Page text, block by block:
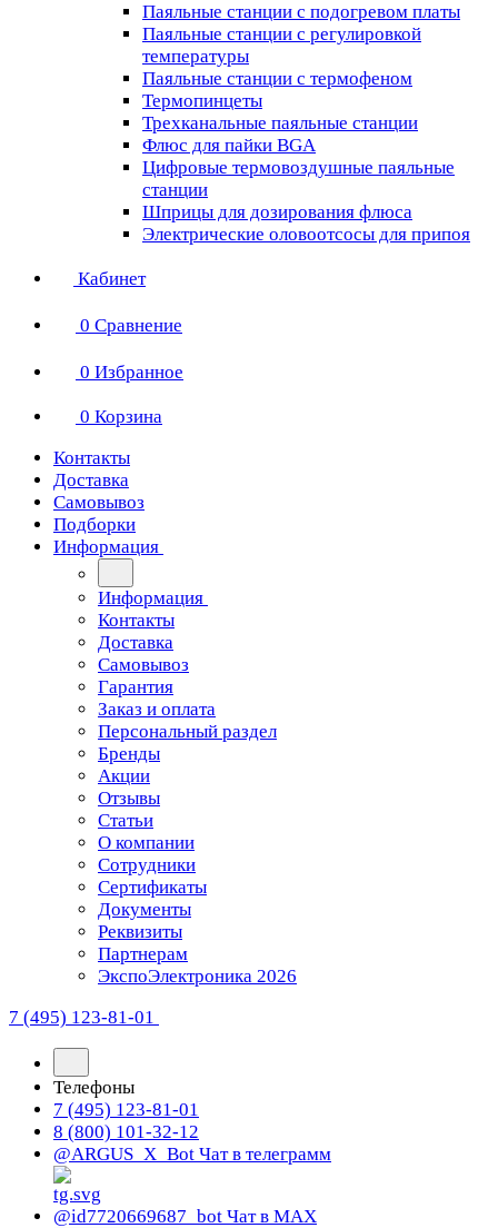
Паяльные станции с подогревом платы
Паяльные станции с регулировкой
температуры
Паяльные станции с термофеном
Термопинцеты
Трехканальные паяльные станции
Флюс для пайки BGA
Цифровые термовоздушные паяльные
станции
Шприцы для дозирования флюса
Электрические оловоотсосы для припоя
Кабинет
0 Сравнение
0 Избранное
0 Корзина
Контакты
Доставка
Самовывоз
Подборки
Информация
Информация
Контакты
Доставка
Самовывоз
Гарантия
Заказ и оплата
Персональный раздел
Бренды
Акции
Отзывы
Статьи
О компании
Сотрудники
Сертификаты
Документы
Реквизиты
Партнерам
ЭкспоЭлектроника 2026
7 (495) 123-81-01
Телефоны
7 (495) 123-81-01
8 (800) 101-32-12
@ARGUS_X_Bot Чат в телеграмм
@id7720669687_bot Чат в МАХ